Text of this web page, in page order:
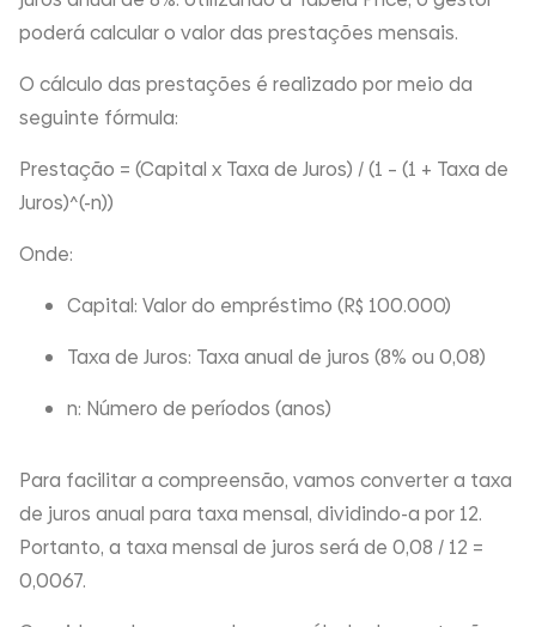
poderá calcular o valor das prestações mensais.
O cálculo das prestações é realizado por meio da
seguinte fórmula:
Prestação = (Capital x Taxa de Juros) / (1 – (1 + Taxa de
Juros)^(-n))
Onde:
Capital: Valor do empréstimo (R$ 100.000)
Taxa de Juros: Taxa anual de juros (8% ou 0,08)
n: Número de períodos (anos)
Para facilitar a compreensão, vamos converter a taxa
de juros anual para taxa mensal, dividindo-a por 12.
Portanto, a taxa mensal de juros será de 0,08 / 12 =
0,0067.